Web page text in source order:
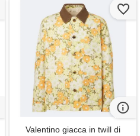
Valentino giacca in twill di